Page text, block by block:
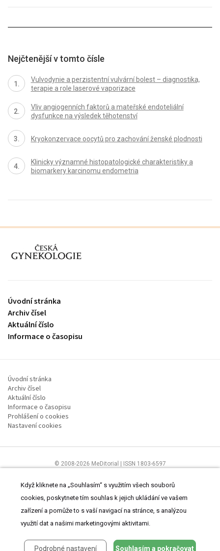
Nejčtenější v tomto čísle
Vulvodynie a perzistentní vulvární bolest – diagnostika,
terapie a role laserové vaporizace
Vliv angiogenních faktorů a mateřské endoteliální
dysfunkce na výsledek těhotenství
Kryokonzervace oocytů pro zachování ženské plodnosti
Klinicky významné histopatologické charakteristiky a
biomarkery karcinomu endometria
proLékaře.cz
Úvodní stránka
Archiv čísel
Aktuální číslo
Informace o časopisu
Úvodní stránka
Archiv čísel
Aktuální číslo
Informace o časopisu
Prohlášení o cookies
Nastavení cookies
© 2008-2026 MeDitorial | ISSN 1803-6597
zdravotnictví.Čtěte prohlášeníaZásady zpracování osobních údajů
Když kliknete na „Souhlasím“ s využitím všech souborů
cookies, poskytnete tím souhlas k jejich ukládání ve vašem
zařízení a pomůže to s vaší navigací na stránce, s analýzou
využití dat a našimi marketingovými aktivitami.
Podrobné nastavení Souhlasím a pokračovat